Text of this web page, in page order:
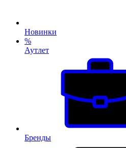
Новинки
%
Аутлет
Бренды